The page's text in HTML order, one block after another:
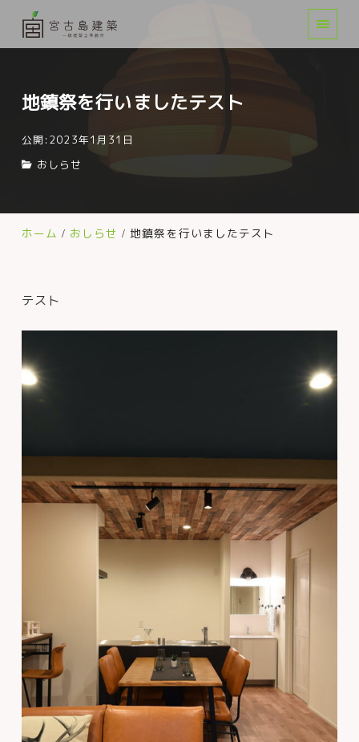
地鎮祭を行いましたテスト
公開:2023年1月31日
おしらせ
ホーム おしらせ 地鎮祭を行いましたテスト
テスト